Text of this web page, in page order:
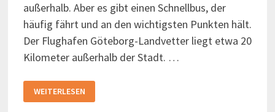
außerhalb. Aber es gibt einen Schnellbus, der
häufig fährt und an den wichtigsten Punkten hält.
Der Flughafen Göteborg-Landvetter liegt etwa 20
Kilometer außerhalb der Stadt. …
FLUGHAFEN
GÖTEBORG-
WEITERLESEN